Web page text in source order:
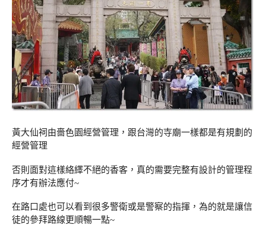
黃大仙祠由嗇色園經營管理，跟台灣的寺廟一樣都是有規劃的
經營管理
否則面對這樣絡繹不絕的香客，真的需要完整有設計的管理程
序才有辦法應付~
在路口處也可以看到很多警衛或是警察的指揮，為的就是讓信
徒的參拜路線更順暢一點~